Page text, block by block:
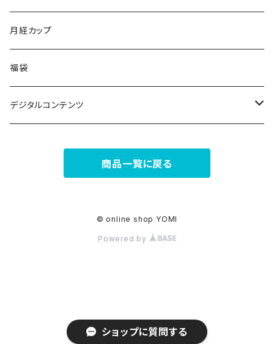
ショップに質問する
初受講
再受講
おなか＆睾丸マッサージ
ANANNA
ブランジェリーク
MAYURO
姫度の上がるオイル
コンディショニングオイルセラム
月経カップ
福袋
デジタルコンテンツ
商品一覧に戻る
© online shop YOMI
Powered by